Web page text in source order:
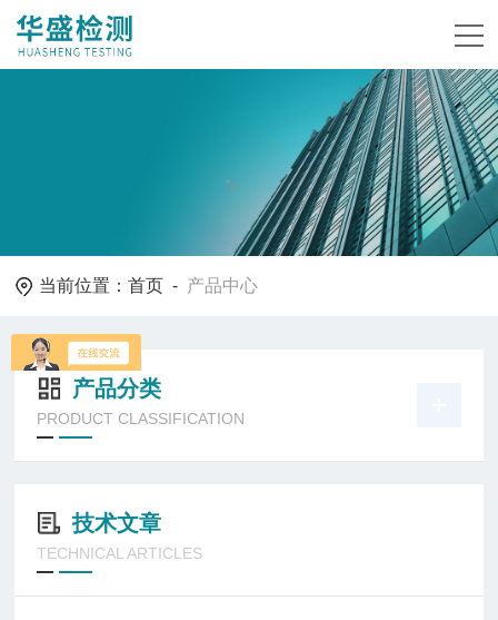
当前位置：首页 - 产品中心
产品分类
PRODUCT CLASSIFICATION
技术文章
TECHNICAL ARTICLES